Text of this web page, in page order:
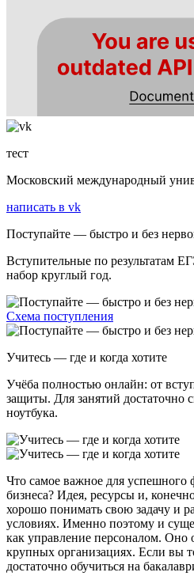
тест
Московский международный
написать в vk
Поступайте — быстро и без
Вступительные по результатам
набор круглый год.
Схема поступления
Учитесь — где и когда хотите
Учёба полностью онлайн: от
защиты. Для занятий достаточно
ноутбука.
Что самое важное для
бизнеса? Идея, ресурсы и,
хорошо понимать свою задачу и
условиях. Именно поэтому и
как управление персоналом. Оно
крупных организациях. Если вы
достаточно обучиться на